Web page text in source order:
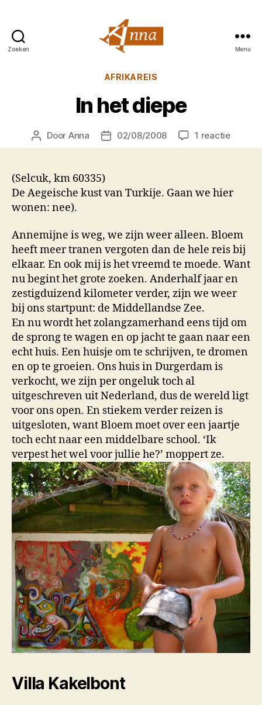
Zoeken
van
Menu
Categorieën
AFRIKAREIS
In het diepe
Berichtauteur
Door Anna Berichtdatum
02/08/2008 1 reactieop
In
(Selcuk, km 60335)
De Aegeische kust van Turkije. Gaan we hier
wonen: nee).
Annemijne is weg, we zijn weer alleen. Bloem
heeft meer tranen vergoten dan de hele reis bij
elkaar. En ook mij is het vreemd te moede. Want
nu begint het grote zoeken. Anderhalf jaar en
zestigduizend kilometer verder, zijn we weer
bij ons startpunt: de Middellandse Zee.
En nu wordt het zolangzamerhand eens tijd om
de sprong te wagen en op jacht te gaan naar een
echt huis. Een huisje om te schrijven, te dromen
en op te groeien. Ons huis in Durgerdam is
verkocht, we zijn per ongeluk toch al
uitgeschreven uit Nederland, dus de wereld ligt
voor ons open. En stiekem verder reizen is
uitgesloten, want Bloem moet over een jaartje
toch echt naar een middelbare school. ‘Ik
verpest het wel voor jullie he?’ moppert ze.
Villa Kakelbont